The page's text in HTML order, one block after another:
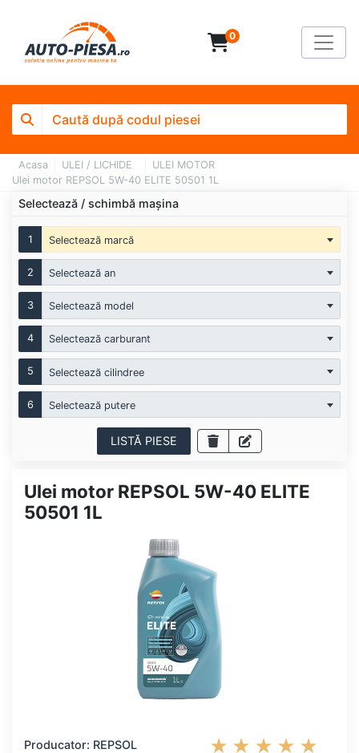
0
Acasa ULEI / LICHIDE
ULEI MOTOR
Ulei motor REPSOL 5W-40 ELITE 50501 1L
Selectează / schimbă mașina
1 Selectează marcă
2 Selectează an
3 Selectează model
4 Selectează carburant
5 Selectează cilindree
6 Selectează putere
LISTĂ PIESE
Ulei motor REPSOL 5W-40 ELITE
50501 1L
Producator: REPSOL